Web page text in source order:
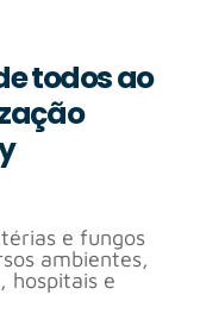
todos ao
e fungos
ambientes,
hospitais e